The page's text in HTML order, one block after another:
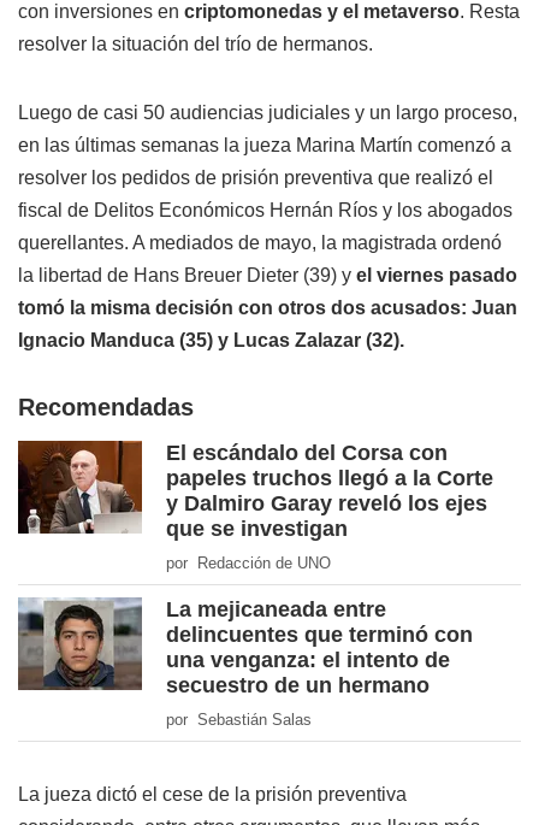
con inversiones en criptomonedas y el metaverso. Resta
resolver la situación del trío de hermanos.
Luego de casi 50 audiencias judiciales y un largo proceso,
en las últimas semanas la jueza Marina Martín comenzó a
resolver los pedidos de prisión preventiva que realizó el
fiscal de Delitos Económicos Hernán Ríos y los abogados
querellantes. A mediados de mayo, la magistrada ordenó
la libertad de Hans Breuer Dieter (39) y el viernes pasado
tomó la misma decisión con otros dos acusados: Juan
Ignacio Manduca (35) y Lucas Zalazar (32).
Recomendadas
El escándalo del Corsa con
papeles truchos llegó a la Corte
y Dalmiro Garay reveló los ejes
que se investigan
por Redacción de UNO
La mejicaneada entre
delincuentes que terminó con
una venganza: el intento de
secuestro de un hermano
por Sebastián Salas
La jueza dictó el cese de la prisión preventiva